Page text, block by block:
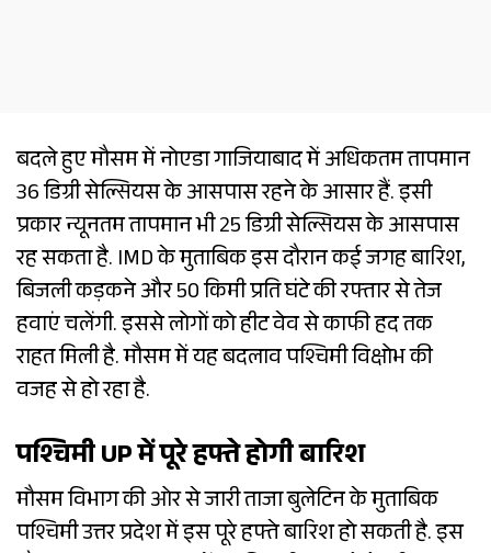
बदले हुए मौसम में नोएडा गाजियाबाद में अधिकतम तापमान
36 डिग्री सेल्सियस के आसपास रहने के आसार हैं. इसी
प्रकार न्यूनतम तापमान भी 25 डिग्री सेल्सियस के आसपास
रह सकता है. IMD के मुताबिक इस दौरान कई जगह बारिश,
बिजली कड़कने और 50 किमी प्रति घंटे की रफ्तार से तेज
हवाएं चलेंगी. इससे लोगों को हीट वेव से काफी हद तक
राहत मिली है. मौसम में यह बदलाव पश्चिमी विक्षोभ की
वजह से हो रहा है.
पश्चिमी UP में पूरे हफ्ते होगी बारिश
मौसम विभाग की ओर से जारी ताजा बुलेटिन के मुताबिक
पश्चिमी उत्तर प्रदेश में इस पूरे हफ्ते बारिश हो सकती है. इस